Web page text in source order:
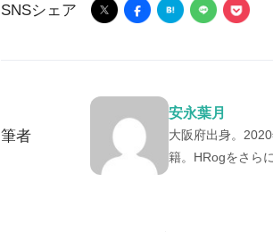
SNSシェア
筆者
安永葉月
大阪府出身。
籍。HRogをさら